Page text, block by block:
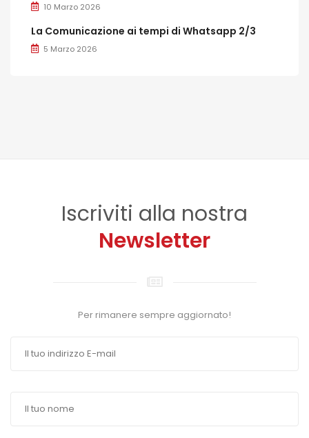
10 Marzo 2026
La Comunicazione ai tempi di Whatsapp 2/3
5 Marzo 2026
Iscriviti alla nostra
Newsletter
Per rimanere sempre aggiornato!